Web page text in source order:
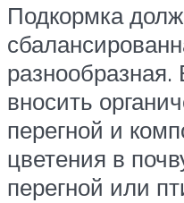
Подкормка
вносить
перегной и
цветения в
перегной или